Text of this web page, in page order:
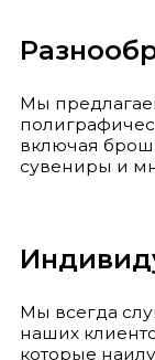
Мы
включая
сувениры и
Мы всегда
наших
которые